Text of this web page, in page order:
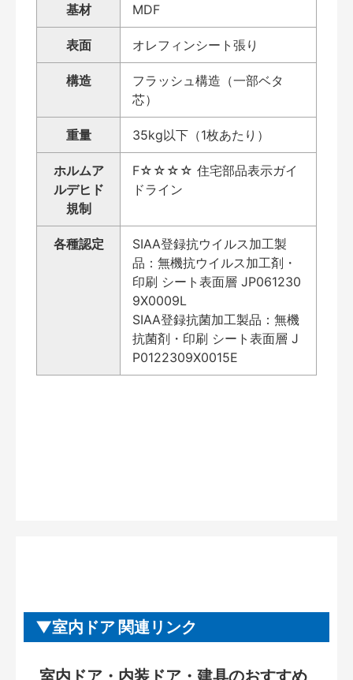
基材 MDF
表面 オレフィンシート張り
構造
フラッシュ構造（一部ベタ
芯）
重量 35kg以下（1枚あたり）
ホルムア
ルデヒド
規制
F☆☆☆☆ 住宅部品表示ガイ
ドライン
各種認定
SIAA登録抗ウイルス加工製
品：無機抗ウイルス加工剤・
印刷 シート表面層 JP061230
9X0009L
SIAA登録抗菌加工製品：無機
抗菌剤・印刷 シート表面層 J
P0122309X0015E
室内ドア 関連リンク